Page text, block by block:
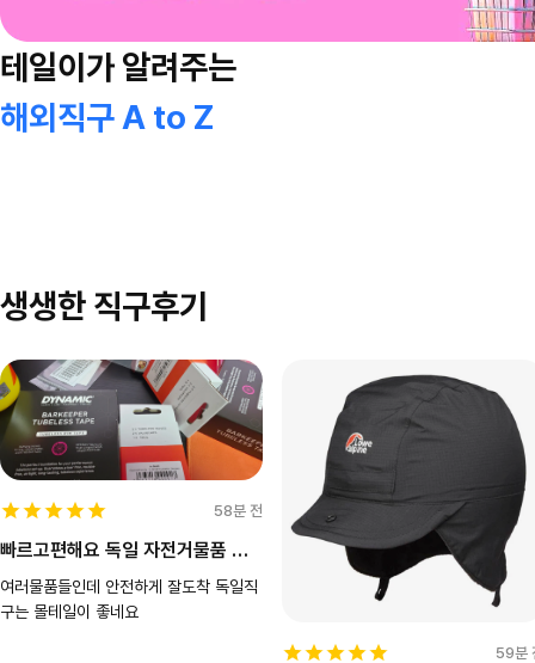
테일이가 알려주는
해외직구 A to Z
생생한 직구후기
58분 전
빠르고편해요 독일 자전거물품 안전히도착
여러물품들인데 안전하게 잘도착 독일직
구는 몰테일이 좋네요
59분